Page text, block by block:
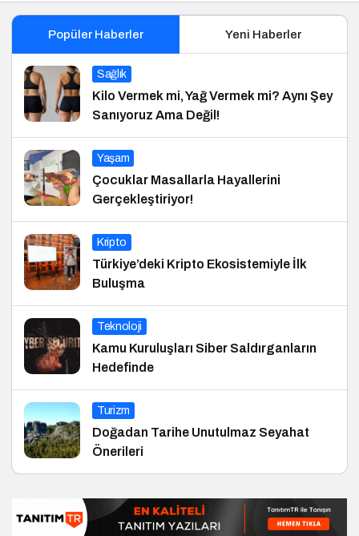
Popüler Haberler Yeni Haberler
Sağlık
Kilo Vermek mi, Yağ Vermek mi? Aynı Şey
Sanıyoruz Ama Değil!
Yaşam
Çocuklar Masallarla Hayallerini
Gerçekleştiriyor!
Kripto
Türkiye’deki Kripto Ekosistemiyle İlk
Buluşma
Teknoloji
Kamu Kuruluşları Siber Saldırganların
Hedefinde
Turizm
Doğadan Tarihe Unutulmaz Seyahat
Önerileri